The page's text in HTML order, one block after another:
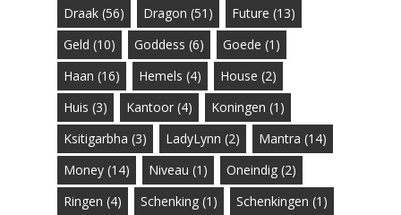
Draak (56) Dragon (51) Future (13)
Geld (10) Goddess (6) Goede (1)
Haan (16) Hemels (4) House (2)
Huis (3) Kantoor (4) Koningen (1)
Ksitigarbha (3) LadyLynn (2) Mantra (14)
Money (14) Niveau (1) Oneindig (2)
Ringen (4) Schenking (1) Schenkingen (1)